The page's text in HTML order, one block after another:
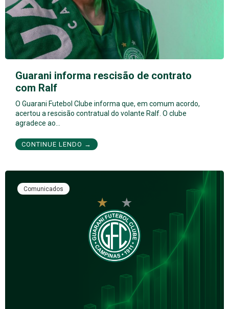
Guarani informa rescisão de contrato
com Ralf
O Guarani Futebol Clube informa que, em comum acordo,
acertou a rescisão contratual do volante Ralf. O clube
agradece ao…
CONTINUE LENDO →
Comunicados